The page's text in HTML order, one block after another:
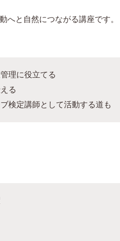
へと自然につながる講座です。
理に役立てる
る
検定講師として活動する道も